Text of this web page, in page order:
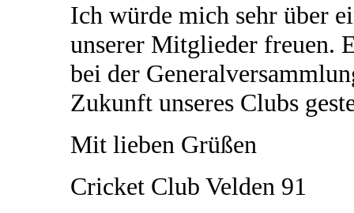
Ich würde mich sehr über
unserer Mitglieder freuen.
bei der
Zukunft unseres Clubs
Mit lieben Grüßen
Cricket Club Velden 91